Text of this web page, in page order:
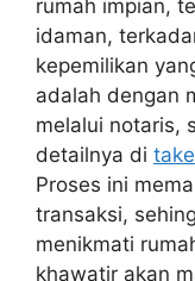
rumah impian,
idaman,
kepemilikan
adalah dengan
melalui notaris,
detailnya di
Proses ini
transaksi,
menikmati
khawatir akan